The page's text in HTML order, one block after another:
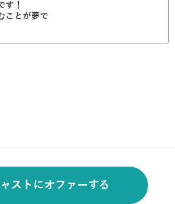
す！
ことが夢で
ストにオファーする